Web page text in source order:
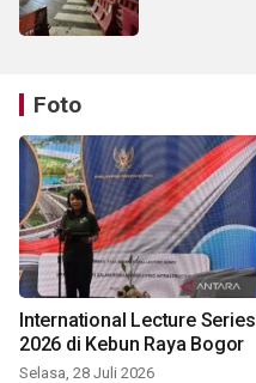
Foto
International Lecture Series
2026 di Kebun Raya Bogor
Selasa, 28 Juli 2026